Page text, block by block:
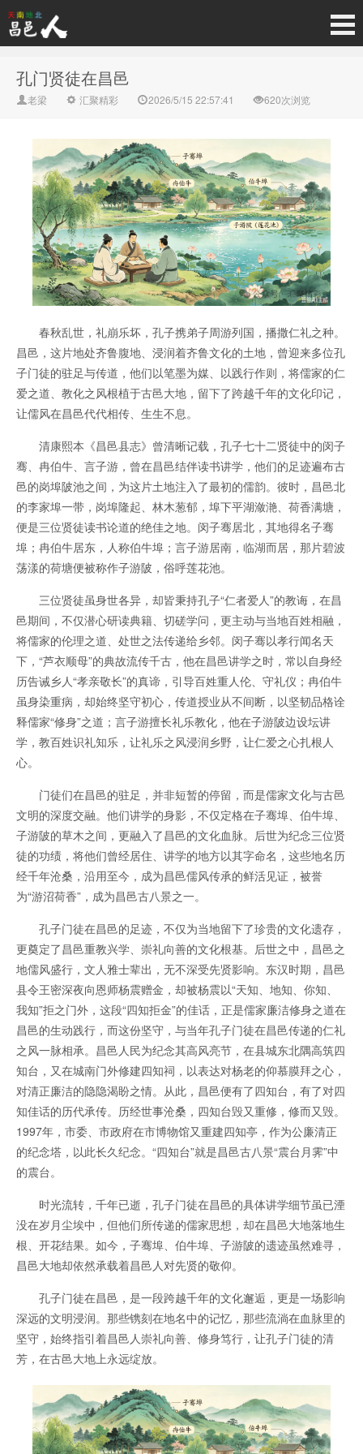
孔门贤徒在昌邑
老梁 汇聚精彩 2026/5/15 22:57:41 620次浏览
春秋乱世，礼崩乐坏，孔子携弟子周游列国，播撒仁礼之种。
昌邑，这片地处齐鲁腹地、浸润着齐鲁文化的土地，曾迎来多位孔
子门徒的驻足与传道，他们以笔墨为媒、以践行作则，将儒家的仁
爱之道、教化之风根植于古邑大地，留下了跨越千年的文化印记，
让儒风在昌邑代代相传、生生不息。
清康熙本《昌邑县志》曾清晰记载，孔子七十二贤徒中的闵子
骞、冉伯牛、言子游，曾在昌邑结伴读书讲学，他们的足迹遍布古
邑的岗埠陂池之间，为这片土地注入了最初的儒韵。彼时，昌邑北
的李家埠一带，岗埠隆起、林木葱郁，埠下平湖潋滟、荷香满塘，
便是三位贤徒读书论道的绝佳之地。闵子骞居北，其地得名子骞
埠；冉伯牛居东，人称伯牛埠；言子游居南，临湖而居，那片碧波
荡漾的荷塘便被称作子游陂，俗呼莲花池。
三位贤徒虽身世各异，却皆秉持孔子“仁者爱人”的教诲，在昌
邑期间，不仅潜心研读典籍、切磋学问，更主动与当地百姓相融，
将儒家的伦理之道、处世之法传递给乡邻。闵子骞以孝行闻名天
下，“芦衣顺母”的典故流传千古，他在昌邑讲学之时，常以自身经
历告诫乡人“孝亲敬长”的真谛，引导百姓重人伦、守礼仪；冉伯牛
虽身染重病，却始终坚守初心，传道授业从不间断，以坚韧品格诠
释儒家“修身”之道；言子游擅长礼乐教化，他在子游陂边设坛讲
学，教百姓识礼知乐，让礼乐之风浸润乡野，让仁爱之心扎根人
心。
门徒们在昌邑的驻足，并非短暂的停留，而是儒家文化与古邑
文明的深度交融。他们讲学的身影，不仅定格在子骞埠、伯牛埠、
子游陂的草木之间，更融入了昌邑的文化血脉。后世为纪念三位贤
徒的功绩，将他们曾经居住、讲学的地方以其字命名，这些地名历
经千年沧桑，沿用至今，成为昌邑儒风传承的鲜活见证，被誉
为“游沼荷香”，成为昌邑古八景之一。
孔子门徒在昌邑的足迹，不仅为当地留下了珍贵的文化遗存，
更奠定了昌邑重教兴学、崇礼向善的文化根基。后世之中，昌邑之
地儒风盛行，文人雅士辈出，无不深受先贤影响。东汉时期，昌邑
县令王密深夜向恩师杨震赠金，却被杨震以“天知、地知、你知、
我知”拒之门外，这段“四知拒金”的佳话，正是儒家廉洁修身之道在
昌邑的生动践行，而这份坚守，与当年孔子门徒在昌邑传递的仁礼
之风一脉相承。昌邑人民为纪念其高风亮节，在县城东北隅高筑四
知台，又在城南门外修建四知祠，以表达对杨老的仰慕膜拜之心，
对清正廉洁的隐隐渴盼之情。从此，昌邑便有了四知台，有了对四
知佳话的历代承传。历经世事沧桑，四知台毁又重修，修而又毁。
1997年，市委、市政府在市博物馆又重建四知亭，作为公廉清正
的纪念塔，以此长久纪念。“四知台”就是昌邑古八景“震台月霁”中
的震台。
时光流转，千年已逝，孔子门徒在昌邑的具体讲学细节虽已湮
没在岁月尘埃中，但他们所传递的儒家思想，却在昌邑大地落地生
根、开花结果。如今，子骞埠、伯牛埠、子游陂的遗迹虽然难寻，
昌邑大地却依然承载着昌邑人对先贤的敬仰。
孔子门徒在昌邑，是一段跨越千年的文化邂逅，更是一场影响
深远的文明浸润。那些镌刻在地名中的记忆，那些流淌在血脉里的
坚守，始终指引着昌邑人崇礼向善、修身笃行，让孔子门徒的清
芳，在古邑大地上永远绽放。